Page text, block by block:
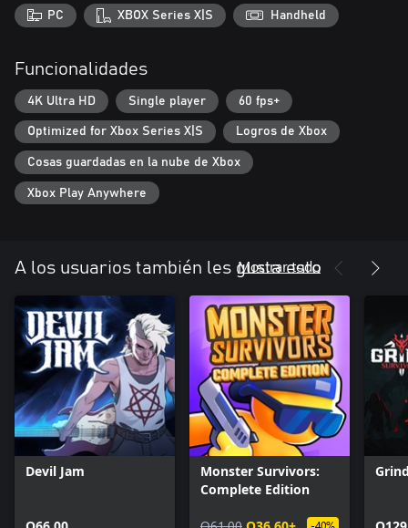
PC XBOX Series X|S Handheld
Funcionalidades
4K Ultra HD Single player 60 fps+
Optimized for Xbox Series X|S Logros de Xbox
Cosas guardadas en la nube de Xbox
Xbox Play Anywhere
A los usuarios también les gusta esto
Mostrar todo
Devil Jam
Monster Survivors:
Complete Edition